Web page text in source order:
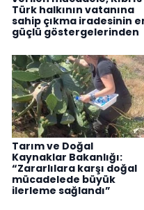
Türk halkının vatanına
sahip çıkma iradesinin
güçlü göstergelerinden
Tarım ve Doğal
Kaynaklar Bakanlığı:
“Zararlılara karşı doğal
mücadelede büyük
ilerleme sağlandı”